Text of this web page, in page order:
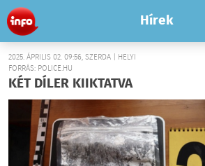
Hírek
2025. ÁPRILIS 02. 09:56, SZERDA | HELYI
FORRÁS: POLICE.HU
KÉT DÍLER KIIKTATVA